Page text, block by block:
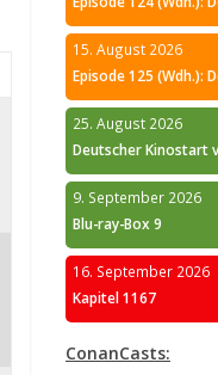
15. August 2026
Episode 125 (Wdh.):
25. August 2026
Deutscher Kinostart
9. September 2026
Blu-ray-Box 9
16. September 2026
Kapitel 1167
ConanCasts: